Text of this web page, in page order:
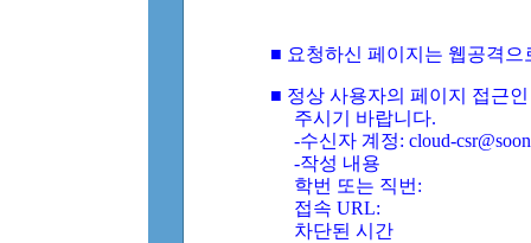
■ 요청하신 페이지는 웹공격
■ 정상 사용자의 페이지 접근
주시기 바랍니다.
-수신자 계정: cloud-
-작성 내용
학번 또는 직번:
접속 URL:
차단된 시간